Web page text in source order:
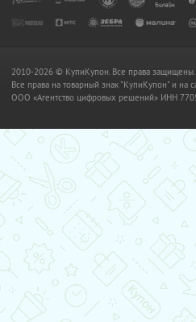
2010-2026 © КупиКупон. Все права защищены.
Все права на товарный знак "КупиКупон" и на
OOO «Агентство цифровых решений» ИНН